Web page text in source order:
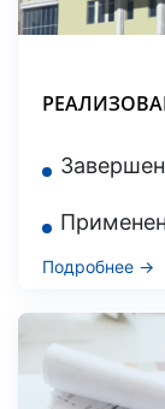
Подробнее →